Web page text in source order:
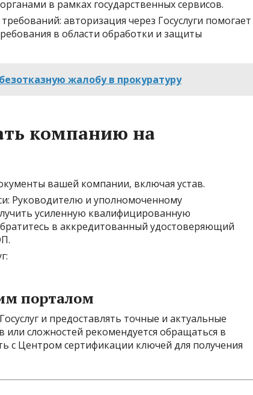
в рамках государственных сервисов.
авторизация через Госуслуги помогает
в области обработки и защиты
жалобу в прокуратуру
компанию на
вашей компании, включая устав.
Руководителю и уполномоченному
усиленную квалифицированную
в аккредитованный удостоверяющий
порталом
и предоставлять точные и актуальные
сложностей рекомендуется обращаться в
с Центром сертификации ключей для получения